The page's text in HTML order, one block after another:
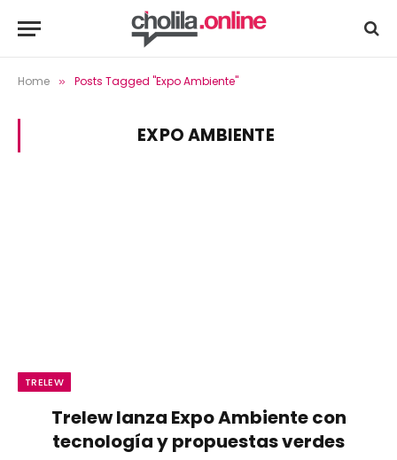
Home » Posts Tagged "Expo Ambiente"
EXPO AMBIENTE
TRELEW
Trelew lanza Expo Ambiente con
tecnología y propuestas verdes